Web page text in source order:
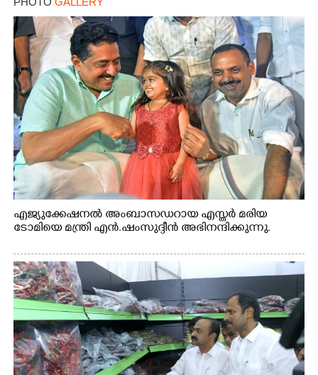
എജ്യുക്കേഷനൽ അംബാസഡറായ എസ്തർ മരിയ
ടോമിയെ മന്ത്രി എൻ.ഷംസുദ്ദീൻ അഭിനന്ദിക്കുന്നു.